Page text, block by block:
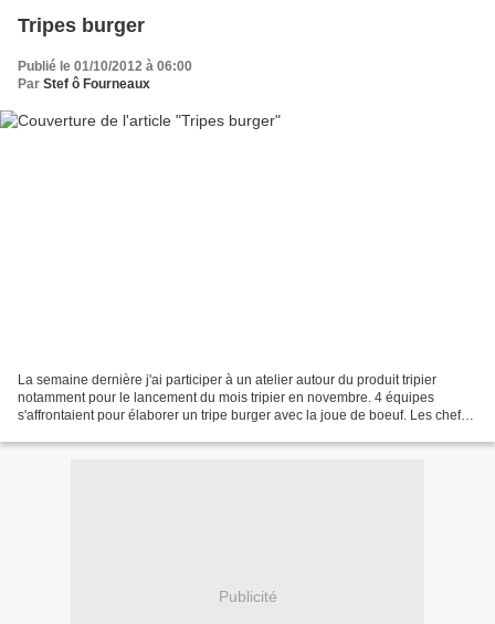
Tripes burger
Publié le 01/10/2012 à 06:00
Par Stef ô Fourneaux
La semaine dernière j'ai participer à un atelier autour du produit tripier
notamment pour le lancement du mois tripier en novembre. 4 équipes
s'affrontaient pour élaborer un tripe burger avec la joue de boeuf. Les chefs
Publicité